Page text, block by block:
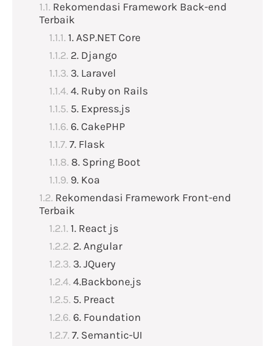
Rekomendasi Framework Back-end
Terbaik
1. ASP.NET Core
2. Django
3. Laravel
4. Ruby on Rails
5. Express.js
6. CakePHP
7. Flask
8. Spring Boot
9. Koa
Rekomendasi Framework Front-end
Terbaik
1. React js
2. Angular
3. JQuery
4.Backbone.js
5. Preact
6. Foundation
7. Semantic-UI